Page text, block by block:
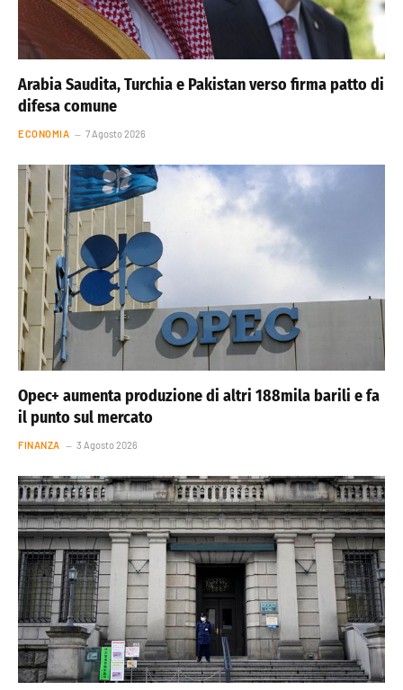
Arabia Saudita, Turchia e Pakistan verso firma patto di
difesa comune
ECONOMIA 7 Agosto 2026
Opec+ aumenta produzione di altri 188mila barili e fa
il punto sul mercato
FINANZA 3 Agosto 2026